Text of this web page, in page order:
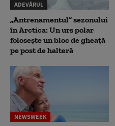
ADEVĂRUL
„Antrenamentul” sezonului
în Arctica: Un urs polar
folosește un bloc de gheață
pe post de halteră
NEWSWEEK